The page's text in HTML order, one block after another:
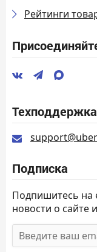
Рейтинги
Техподдержка
Подписка
Подпишитесь на
новости о сайте